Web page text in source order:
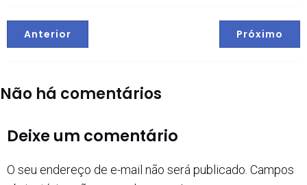
Anterior Próximo
Não há comentários
Deixe um comentário
O seu endereço de e-mail não será publicado. Campos